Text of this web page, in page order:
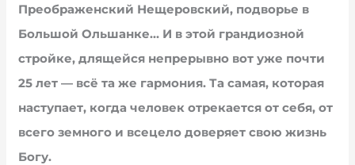
Преображенский Нещеровский, подворье в
Большой Ольшанке… И в этой грандиозной
стройке, длящейся непрерывно вот уже почти
25 лет — всё та же гармония. Та самая, которая
наступает, когда человек отрекается от себя, от
всего земного и всецело доверяет свою жизнь
Богу.